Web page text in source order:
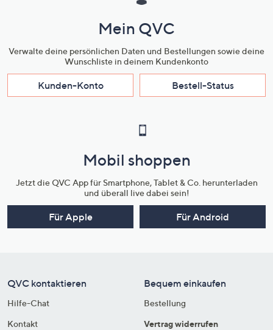
Mein QVC
Verwalte deine persönlichen Daten und Bestellungen sowie deine
Wunschliste in deinem Kundenkonto
Kunden-Konto Bestell-Status
Mobil shoppen
Jetzt die QVC App für Smartphone, Tablet & Co. herunterladen
und überall live dabei sein!
Für Apple Für Android
QVC kontaktieren
Hilfe-Chat
Kontakt
Bequem einkaufen
Bestellung
Vertrag widerrufen